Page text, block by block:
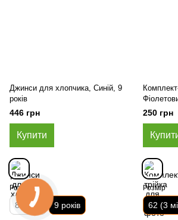
Джинси для хлопчика, Синій, 9
років
446 грн
Купити
Розмір
8 років 9 років
250 грн
Розмір
62 (3